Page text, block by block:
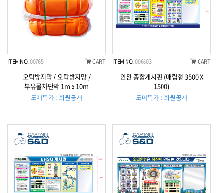
ITEM NO.00765 CART
오탁방지막 / 오탁방지망 /
부유물차단막 1m x 10m
도매특가 : 회원공개
ITEM NO.006603 CART
안전 종합게시판 (매립형 3500 X
1500)
도매특가 : 회원공개